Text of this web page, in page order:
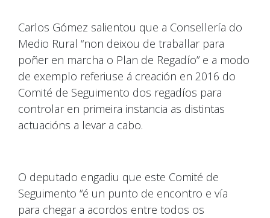
Carlos Gómez salientou que a Consellería do
Medio Rural “non deixou de traballar para
poñer en marcha o Plan de Regadío” e a modo
de exemplo referiuse á creación en 2016 do
Comité de Seguimento dos regadíos para
controlar en primeira instancia as distintas
actuacións a levar a cabo.
O deputado engadiu que este Comité de
Seguimento “é un punto de encontro e vía
para chegar a acordos entre todos os